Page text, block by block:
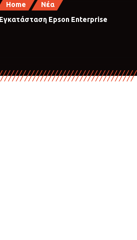
Home
Νέα
Epson Enterprise